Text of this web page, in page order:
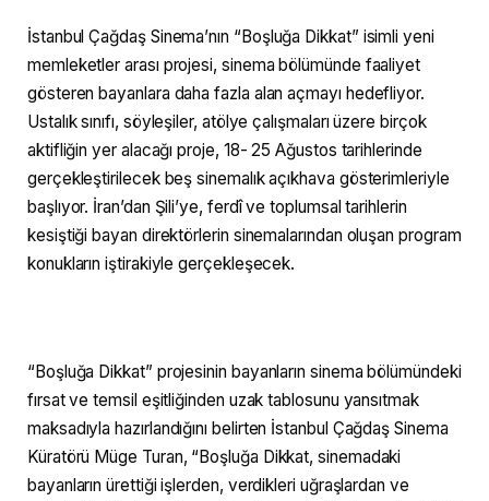
İstanbul Çağdaş Sinema’nın “Boşluğa Dikkat” isimli yeni
memleketler arası projesi, sinema bölümünde faaliyet
gösteren bayanlara daha fazla alan açmayı hedefliyor.
Ustalık sınıfı, söyleşiler, atölye çalışmaları üzere birçok
aktifliğin yer alacağı proje, 18- 25 Ağustos tarihlerinde
gerçekleştirilecek beş sinemalık açıkhava gösterimleriyle
başlıyor. İran’dan Şili’ye, ferdî ve toplumsal tarihlerin
kesiştiği bayan direktörlerin sinemalarından oluşan program
konukların iştirakiyle gerçekleşecek.
“Boşluğa Dikkat” projesinin bayanların sinema bölümündeki
fırsat ve temsil eşitliğinden uzak tablosunu yansıtmak
maksadıyla hazırlandığını belirten İstanbul Çağdaş Sinema
Küratörü Müge Turan, “Boşluğa Dikkat, sinemadaki
bayanların ürettiği işlerden, verdikleri uğraşlardan ve